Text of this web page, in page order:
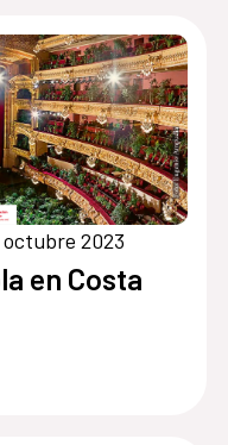
octubre 2023
en Costa